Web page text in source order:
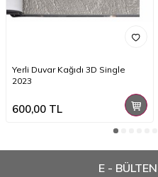
Yerli Duvar Kağıdı 3D Single
2023
600,00 TL
E -